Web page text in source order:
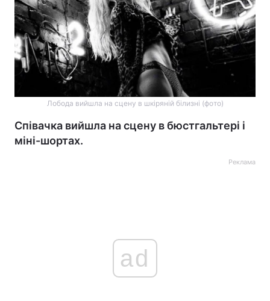
Лобода вийшла на сцену в шкіряній білизні (фото)
Співачка вийшла на сцену в бюстгальтері і
міні-шортах.
Реклама
ad